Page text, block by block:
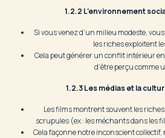
1.2.2 L’environnement
Si vous venez d’un milieu modeste,
les riches exploitent
Cela peut générer un conflit intérieur
d’être perçu comme
1.2.3 Les médias et la
Les films montrent souvent les
scrupules (ex : les méchants dans les
Cela façonne notre inconscient